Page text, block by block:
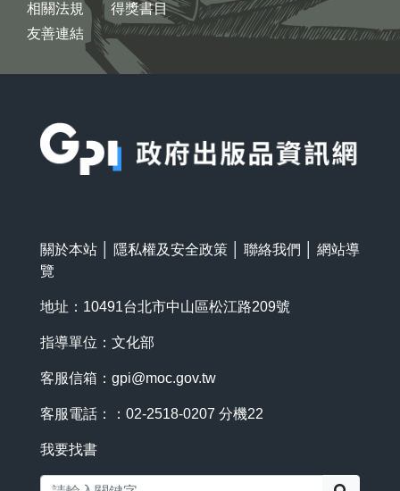
相關法規
友善連結
得獎書目
關於本站 隱私權及安全政策 聯絡我們
網站導
覽
地址：10491台北市中山區松江路209號
指導單位：文化部
客服信箱： gpi@moc.gov.tw
客服電話：：02-2518-0207 分機22
我要找書